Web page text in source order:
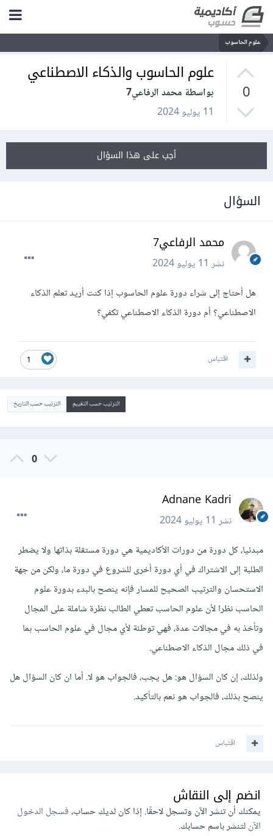
علوم الحاسوب
0
علوم الحاسوب والذكاء الاصطناعي
بواسطة محمد الرفاعي7
11 يوليو 2024
أجب على هذا السؤال
السؤال
محمد الرفاعي7
نشر11 يوليو 2024
هل أحتاج إلى شراء دورة علوم الحاسوب إذا كنت أريد تعلم الذكاء
الاصطناعي؟ أم دورة الذكاء الاصطناعي تكفي؟
1 اقتباس
الترتيب حسب التقييم الترتيب حسب التاريخ
0
Adnane Kadri
نشر11 يوليو 2024
مبدئيا، كل دورة من دورات الأكاديمية هي دورة مستقلة بذاتها ولا يضطر
الطلبة إلى الاشتراك في أي دورة أخرى للشروع في دورة ما، ولكن من جهة
الاستحسان والترتيب الصحيح للمسار فإنه ينصح بالبدء بدورة علوم
الحاسب نظرا لأن علوم الحاسب تعطي الطالب نظرة شاملة على المجال
وتأخذ به في مجالات عدة، فهي توطئة لأي مجال في علوم الحاسب بما
في ذلك مجال الذكاء الاصطناعي.
ولذلك، إن كان السؤال هو: هل يجب، فالجواب هو لا. أما ان كان السؤال هل
ينصح بذلك، فالجواب هو نعم بالتأكيد.
اقتباس
انضم إلى النقاش
يمكنك أن تنشر الآن وتسجل لاحقًا. إذا كان لديك حساب،فسجل الدخول
الآنلتنشر باسم حسابك.